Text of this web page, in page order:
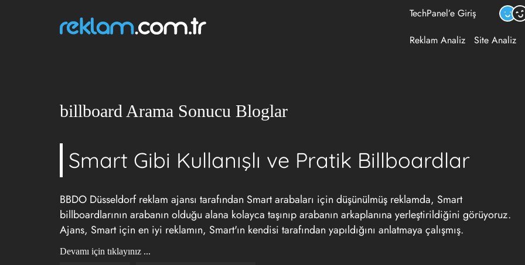
TechPanel’e Giriş
Reklam Analiz
Site Analiz
billboard Arama Sonucu Bloglar
Smart Gibi Kullanışlı ve Pratik Billboardlar
BBDO Düsseldorfreklam ajansı tarafından Smart arabaları için düşünülmüş reklamda, Smart
billboardlarının arabanın olduğu alana kolayca taşınıp arabanın arkaplanına yerleştirildiğini görüyoruz.
Ajans, Smart için en iyi reklamın, Smart'ın kendisi tarafından yapıldığını anlatmaya çalışmış.
Devamı için tıklayınız ...